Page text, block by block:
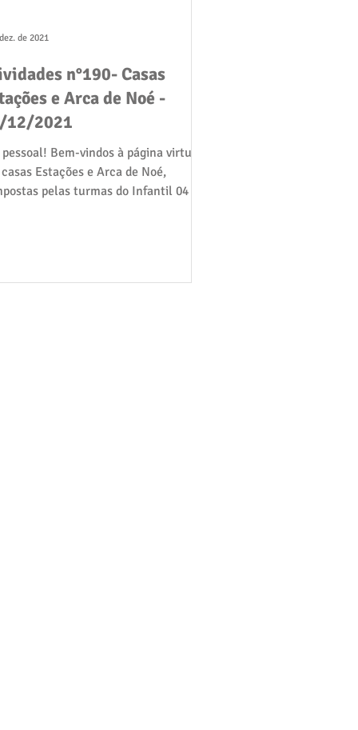
n°190- Casas
e Arca de Noé -
12/2021
Bem-vindos à página virtual
Estações e Arca de Noé,
pelas turmas do Infantil 04 e
de 2021